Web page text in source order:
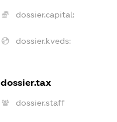
dossier.capital:
dossier.kveds:
dossier.tax
dossier.staff